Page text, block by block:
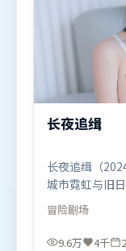
长夜追缉
长夜追缉（
城市霓虹与旧
断付出代价。
束。由王家卫
海璐等联袂出
冒险剧场
9.6万 4千